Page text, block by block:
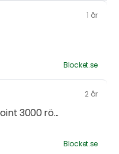
1 år
Blocket.se
2 år
3000 rö...
Blocket.se